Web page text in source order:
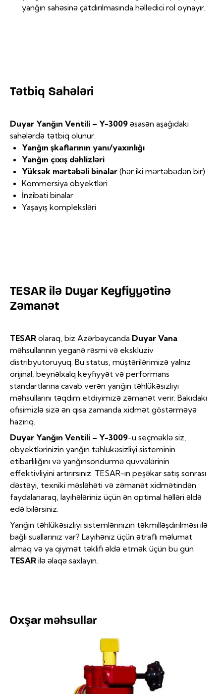
yanğın sahəsinə çatdırılmasında həlledici rol oynayır.
Tətbiq Sahələri
Duyar Yanğın Ventili – Y-3009 əsasən aşağıdakı
sahələrdə tətbiq olunur:
Yanğın şkaflarının yanı/yaxınlığı
Yanğın çıxış dəhlizləri
Yüksək mərtəbəli binalar (hər iki mərtəbədən bir)
Kommersiya obyektləri
İnzibati binalar
Yaşayış kompleksləri
TESAR ilə Duyar Keyfiyyətinə
Zəmanət
TESAR olaraq, biz Azərbaycanda Duyar Vana
məhsullarının yeganə rəsmi və eksklüziv
distribyutoruyuq. Bu status, müştərilərimizə yalnız
orijinal, beynəlxalq keyfiyyət və performans
standartlarına cavab verən yanğın təhlükəsizliyi
məhsullarını təqdim etdiyimizə zəmanət verir. Bakıdakı
ofisimizlə sizə ən qısa zamanda xidmət göstərməyə
hazırıq.
Duyar Yanğın Ventili – Y-3009-u seçməklə siz,
obyektlərinizin yanğın təhlükəsizliyi sisteminin
etibarlılığını və yanğınsöndürmə qüvvələrinin
effektivliyini artırırsınız. TESAR-ın peşəkar satış sonrası
dəstəyi, texniki məsləhəti və zəmanət xidmətindən
faydalanaraq, layihələriniz üçün ən optimal həlləri əldə
edə bilərsiniz.
Yanğın təhlükəsizliyi sistemlərinizin təkmilləşdirilməsi ilə
bağlı suallarınız var? Layihəniz üçün ətraflı məlumat
almaq və ya qiymət təklifi əldə etmək üçün bu gün
TESAR ilə əlaqə saxlayın.
Oxşar məhsullar